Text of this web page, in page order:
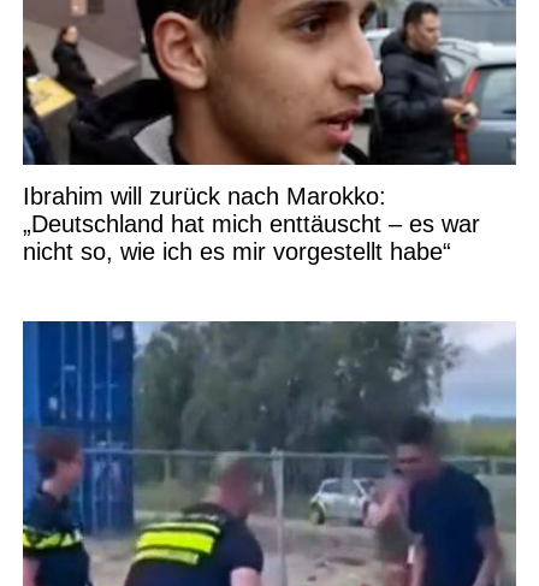
Ibrahim will zurück nach Marokko:
„Deutschland hat mich enttäuscht – es war
nicht so, wie ich es mir vorgestellt habe“